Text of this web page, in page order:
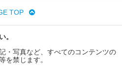
TOP
。
・写真など、すべてのコンテンツの
を禁じます。